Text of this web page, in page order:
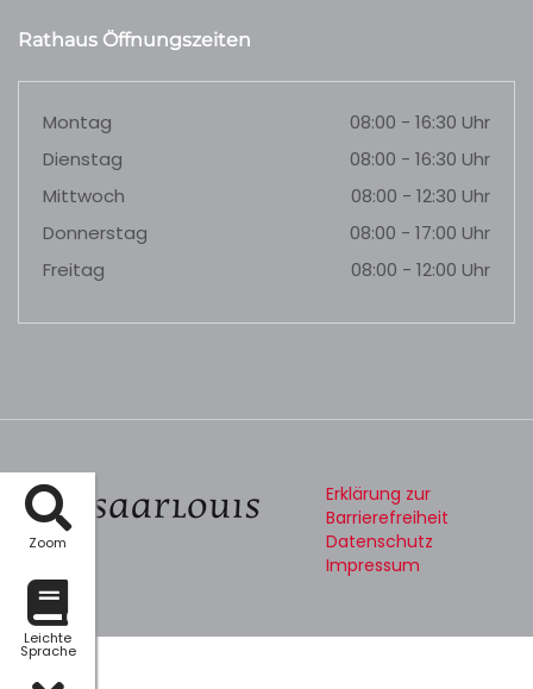
Zoom
Leichte
Sprache
Rathaus Öffnungszeiten
Montag
08:00 - 16:30 Uhr
Dienstag
08:00 - 16:30 Uhr
Mittwoch
08:00 - 12:30 Uhr
Donnerstag
08:00 - 17:00 Uhr
Freitag
08:00 - 12:00 Uhr
Erklärung zur
Barrierefreiheit
Datenschutz
Impressum